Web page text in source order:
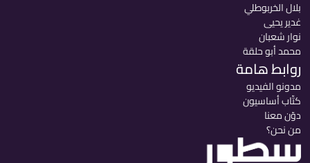
بلال الخربوطلي
غدير يحيى
نوار شعبان
محمد أبو حلقة
روابط هامة
مدونو الفيديو
كتّاب أساسيون
دوّن معنا
من نحن؟